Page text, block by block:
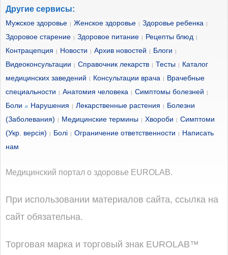
Другие сервисы:
Мужское здоровье | Женское здоровье | Здоровье ребенка |
Здоровое старение | Здоровое питание | Рецепты блюд |
Контрацепция | Новости | Архив новостей | Блоги |
Видеоконсультации | Справочник лекарств | Тесты |
Каталог
медицинских заведений
| Консультации врача |
Врачебные
специальности
| Анатомия человека | Симптомы болезней |
Боли и Нарушения | Лекарственные растения |
Болезни
(Заболевания)
| Медицинские термины | Хвороби | Симптоми
(Укр. версія)
| Болі | Ограничение ответственности |
Написать
нам
Медицинский портал о здоровье EUROLAB.
При использовании материалов сайта, ссылка на
сайт обязательна.
Торговая марка и торговый знак EUROLAB™